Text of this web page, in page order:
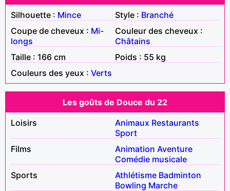
Silhouette : Mince Style : Branché
Coupe de cheveux : Mi-
longs
Couleur des cheveux :
Châtains
Taille : 166 cm
Poids : 55 kg
Couleurs des yeux : Verts
Les goûts de Douce du 22
Loisirs
Animaux Restaurants
Sport
Films
Animation Aventure
Comédie musicale
Sports
Athlétisme Badminton
Bowling Marche